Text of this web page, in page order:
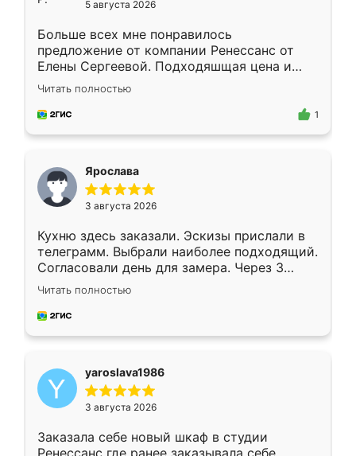
5 августа 2026
Больше всех мне понравилось
предложение от компании Ренессанс от
Елены Сергеевой. Подходяшщая цена и
короткие сроки изготовления. Приехавший
для замера сотрудник Владислав
предложил по моему эскизу самый
Читать полностью
1
Ярослава
3 августа 2026
Кухню здесь заказали. Эскизы прислали в
телеграмм. Выбрали наиболее подходящий.
Согласовали день для замера. Через 3
недели кухня была уже готова. Остались
довольны работой. Спасибо Ренессанс
мебель за качественную работу!
Читать полностью
yaroslava1986
3 августа 2026
Заказала себе новый шкаф в студии
Ренессанс где ранее заказывала себе